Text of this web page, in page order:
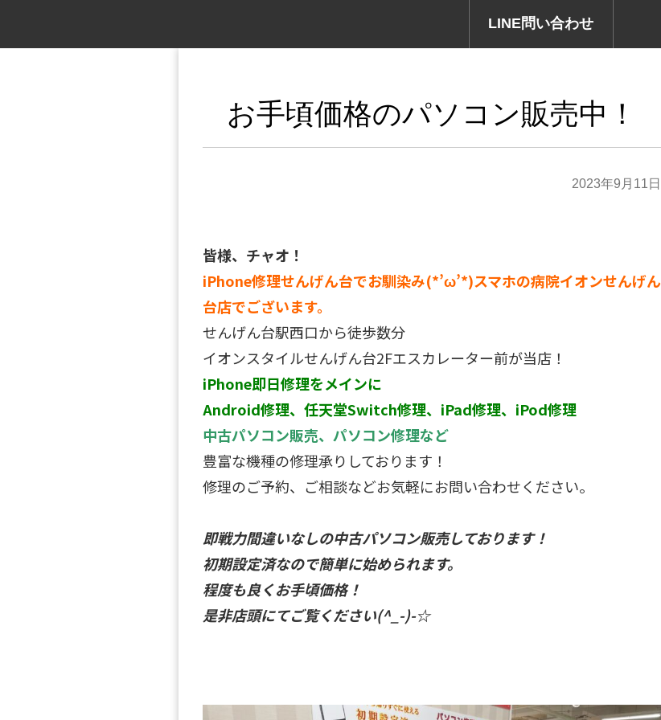
LINE問い合わせ
お手頃価格のパソコン販売中！
2023年9月11日
皆様、チャオ！
iPhone修理せんげん台でお馴染み(*’ω’*)スマホの病院イオンせんげん
台店でございます。
せんげん台駅西口から徒歩数分
イオンスタイルせんげん台2Fエスカレーター前が当店！
iPhone即日修理をメインに
Android修理、任天堂Switch修理、iPad修理、iPod修理
中古パソコン販売、パソコン修理など
豊富な機種の修理承りしております！
修理のご予約、ご相談などお気軽にお問い合わせください。
即戦力間違いなしの中古パソコン販売しております！
初期設定済なので簡単に始められます。
程度も良くお手頃価格！
是非店頭にてご覧ください(^_-)-☆